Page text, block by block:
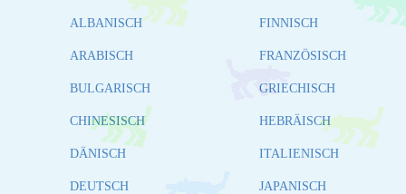
ALBANISCH
ARABISCH
BULGARISCH
CHINESISCH
DÄNISCH
DEUTSCH
FINNISCH
FRANZÖSISCH
GRIECHISCH
HEBRÄISCH
ITALIENISCH
JAPANISCH